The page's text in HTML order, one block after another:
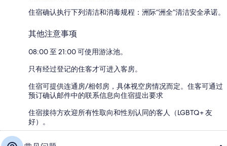
住宿确认执行下列清洁和消毒规程：洲际“洲全”清洁安全承诺。
其他注意事项
08:00 至 21:00 可使用游泳池。
只有经过登记的住客才可进入客房。
住宿可提供连通房/相邻房，具体视空房情况而定。住客可通过
预订确认邮件中的联系信息向住宿提出要求
住宿接待方欢迎所有性取向和性别认同的客人（LGBTQ+ 友
好）。